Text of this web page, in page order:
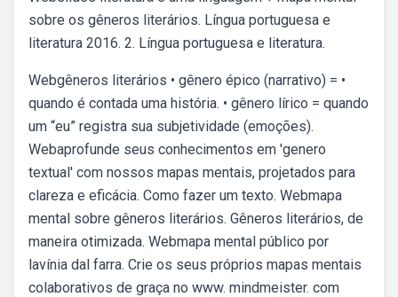
sobre os gêneros literários. Língua portuguesa e
literatura 2016. 2. Língua portuguesa e literatura.
Webgêneros literários • gênero épico (narrativo) = •
quando é contada uma história. • gênero lírico = quando
um “eu” registra sua subjetividade (emoções).
Webaprofunde seus conhecimentos em 'genero
textual' com nossos mapas mentais, projetados para
clareza e eficácia. Como fazer um texto. Webmapa
mental sobre gêneros literários. Gêneros literários, de
maneira otimizada. Webmapa mental público por
lavínia dal farra. Crie os seus próprios mapas mentais
colaborativos de graça no www. mindmeister. com